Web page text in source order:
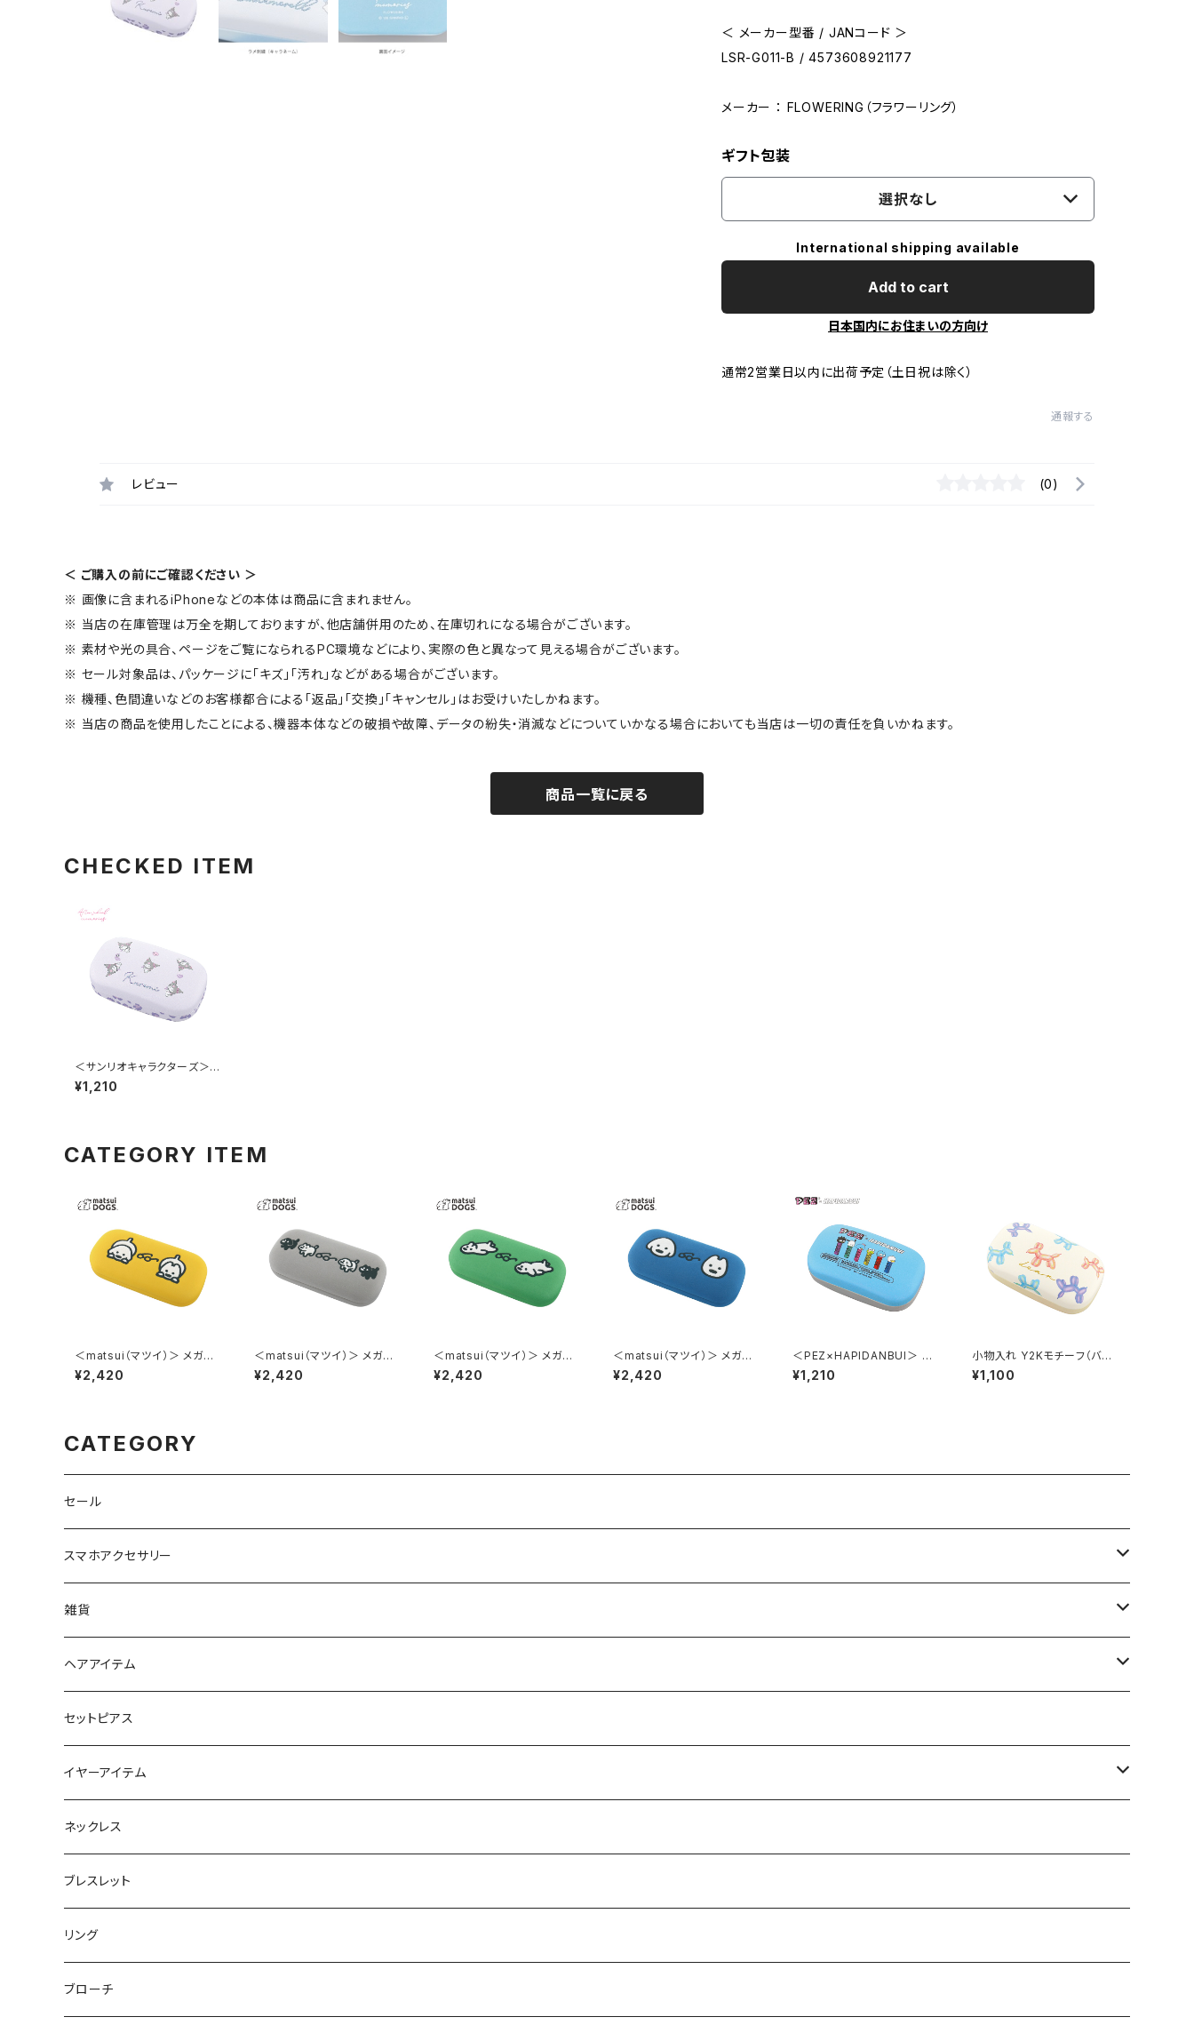
＜ メーカー型番 / JANコード ＞
LSR-G011-B / 4573608921177
メーカー ： FLOWERING（フラワーリング）
ギフト包装
選択なし
International shipping available
Add to cart
日本国内にお住まいの方向け
通常2営業日以内に出荷予定（土日祝は除く）
通報する
レビュー (0)
＜ ご購入の前にご確認ください ＞
※ 画像に含まれるiPhoneなどの本体は商品に含まれません。
※ 当店の在庫管理は万全を期しておりますが、他店舗併用のため、在庫切れになる場合がございます。
※ 素材や光の具合、ページをご覧になられるPC環境などにより、実際の色と異なって見える場合がございます。
※ セール対象品は、パッケージに「キズ」「汚れ」などがある場合がございます。
※ 機種、色間違いなどのお客様都合による「返品」「交換」「キャンセル」はお受けいたしかねます。
※ 当店の商品を使用したことによる、機器本体などの破損や故障、データの紛失・消滅などについていかなる場合においても当店は一切の責任を負いかねます。
商品一覧に戻る
CHECKED ITEM
＜サンリオキャラクターズ＞
小物入れ クロミ LSR-G011-
B
¥1,210
CATEGORY ITEM
＜matsui（マツイ）＞ メガネ
ケース（メガネクロス付き） m
atsui DOGS LMA-G007-Y
¥2,420
＜matsui（マツイ）＞ メガネ
ケース（メガネクロス付き） m
atsui DOGS LMA-G007-
¥2,420
＜matsui（マツイ）＞ メガネ
ケース（メガネクロス付き） m
atsui DOGS LMA-G007-
¥2,420
＜matsui（マツイ）＞ メガネ
ケース（メガネクロス付き） m
atsui DOGS LMA-G007-B
¥2,420
＜PEZ×HAPIDANBUI＞ 小
物入れ HAPIDANBUI/はぴ
だんぶい LPS-G002-BL（ブ
¥1,210
小物入れ Y2Kモチーフ（バル
ーンドッグ） GKO0036-D
¥1,100
CATEGORY
セール
スマホアクセサリー
iPhoneケース
スマホリング＆グリップ
マルチショルダー
雑貨
ポーチ
マチ付きポーチ
フラットポーチ
スマートキーポーチ
チャーム / カラビナ
ウォレット / 財布
トートバッグ
パスケース
ミラー
ヘアアイテム
静電気軽減ヘアブレスレット
ポニーフック
テールクラッチ
シュシュット
キープスタイラー
ヘアピン
セットピアス
イヤーアイテム
ステンレスピアス
ピアス
イヤリング
セットピアス
ネックレス
ブレスレット
リング
ブローチ